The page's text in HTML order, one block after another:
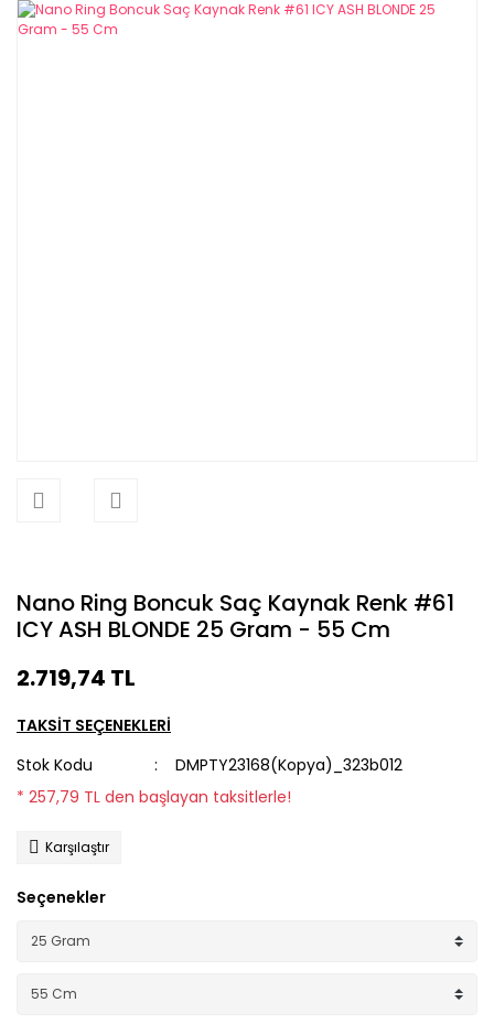
Nano Ring Boncuk Saç Kaynak Renk #61
ICY ASH BLONDE 25 Gram - 55 Cm
2.719,74 TL
TAKSİT SEÇENEKLERİ
Stok Kodu
DMPTY23168(Kopya)_323b012
* 257,79 TL den başlayan taksitlerle!
Karşılaştır
Seçenekler